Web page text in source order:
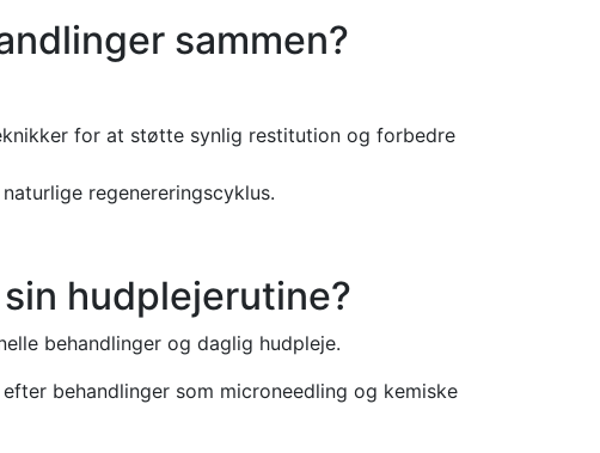
sammen?
for at støtte synlig restitution og forbedre
regenereringscyklus.
hudplejerutine?
behandlinger og daglig hudpleje.
behandlinger som microneedling og kemiske